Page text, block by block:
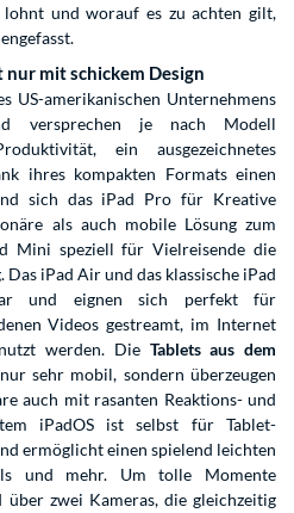
und worauf es zu achten gilt,
mit schickem Design
US-amerikanischen Unternehmens
versprechen je nach Modell
ein ausgezeichnetes
ihres kompakten Formats einen
sich das iPad Pro für Kreative
als auch mobile Lösung zum
Mini speziell für Vielreisende die
iPad Air und das klassische iPad
und eignen sich perfekt für
Videos gestreamt, im Internet
werden. Die Tablets aus dem
sehr mobil, sondern überzeugen
auch mit rasanten Reaktions- und
iPadOS ist selbst für Tablet-
ermöglicht einen spielend leichten
und mehr. Um tolle Momente
zwei Kameras, die gleichzeitig